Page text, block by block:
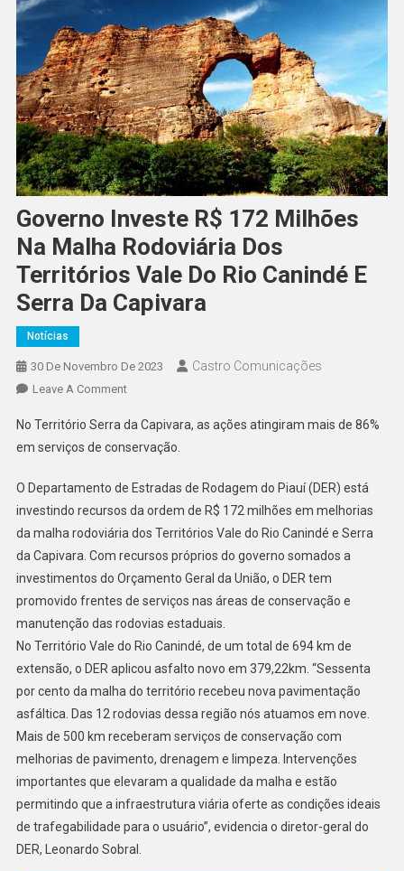
Governo Investe R$ 172 Milhões
Na Malha Rodoviária Dos
Territórios Vale Do Rio Canindé E
Serra Da Capivara
Notícias
30 De Novembro De 2023 Castro Comunicações
Leave A Comment
No Território Serra da Capivara, as ações atingiram mais de 86%
em serviços de conservação.
O Departamento de Estradas de Rodagem do Piauí (DER) está
investindo recursos da ordem de R$ 172 milhões em melhorias
da malha rodoviária dos Territórios Vale do Rio Canindé e Serra
da Capivara. Com recursos próprios do governo somados a
investimentos do Orçamento Geral da União, o DER tem
promovido frentes de serviços nas áreas de conservação e
manutenção das rodovias estaduais.
No Território Vale do Rio Canindé, de um total de 694 km de
extensão, o DER aplicou asfalto novo em 379,22km. “Sessenta
por cento da malha do território recebeu nova pavimentação
asfáltica. Das 12 rodovias dessa região nós atuamos em nove.
Mais de 500 km receberam serviços de conservação com
melhorias de pavimento, drenagem e limpeza. Intervenções
importantes que elevaram a qualidade da malha e estão
permitindo que a infraestrutura viária oferte as condições ideais
de trafegabilidade para o usuário”, evidencia o diretor-geral do
DER, Leonardo Sobral.